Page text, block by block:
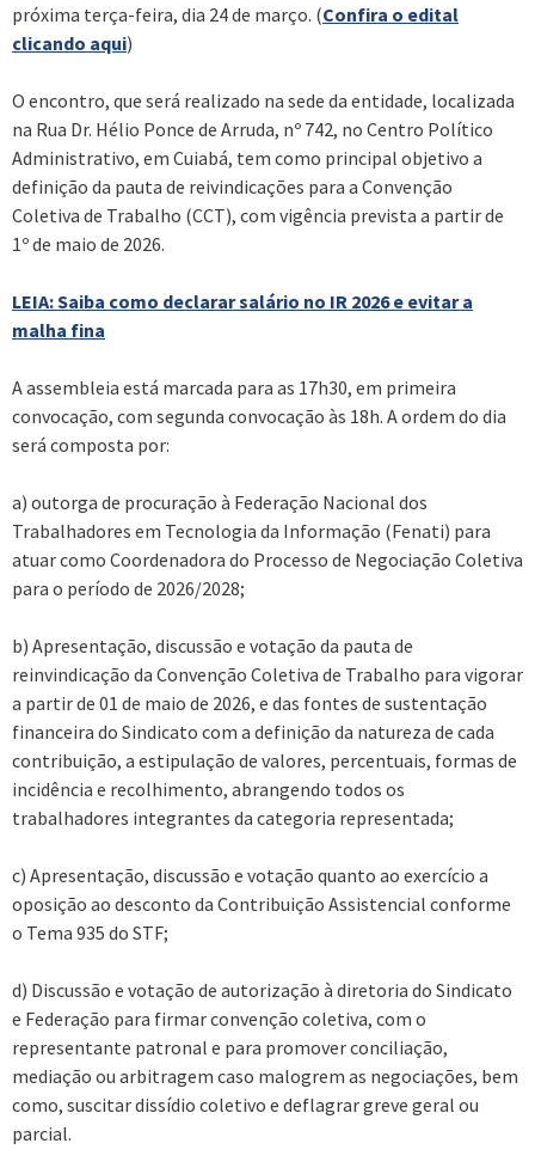
próxima terça-feira, dia 24 de março. (Confira o edital
clicando aqui)
O encontro, que será realizado na sede da entidade, localizada
na Rua Dr. Hélio Ponce de Arruda, nº 742, no Centro Político
Administrativo, em Cuiabá, tem como principal objetivo a
definição da pauta de reivindicações para a Convenção
Coletiva de Trabalho (CCT), com vigência prevista a partir de
1º de maio de 2026.
LEIA: Saiba como declarar salário no IR 2026 e evitar a
malha fina
A assembleia está marcada para as 17h30, em primeira
convocação, com segunda convocação às 18h. A ordem do dia
será composta por:
a) outorga de procuração à Federação Nacional dos
Trabalhadores em Tecnologia da Informação (Fenati) para
atuar como Coordenadora do Processo de Negociação Coletiva
para o período de 2026/2028;
b) Apresentação, discussão e votação da pauta de
reinvindicação da Convenção Coletiva de Trabalho para vigorar
a partir de 01 de maio de 2026, e das fontes de sustentação
financeira do Sindicato com a definição da natureza de cada
contribuição, a estipulação de valores, percentuais, formas de
incidência e recolhimento, abrangendo todos os
trabalhadores integrantes da categoria representada;
c) Apresentação, discussão e votação quanto ao exercício a
oposição ao desconto da Contribuição Assistencial conforme
o Tema 935 do STF;
d) Discussão e votação de autorização à diretoria do Sindicato
e Federação para firmar convenção coletiva, com o
representante patronal e para promover conciliação,
mediação ou arbitragem caso malogrem as negociações, bem
como, suscitar dissídio coletivo e deflagrar greve geral ou
parcial.